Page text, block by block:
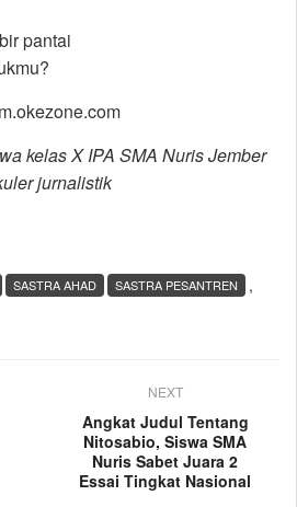
pantai
kelas X IPA SMA Nuris Jember
jurnalistik
,
SASTRA AHAD
SASTRA PESANTREN
NEXT
Angkat Judul Tentang
Nitosabio, Siswa SMA
Nuris Sabet Juara 2
Essai Tingkat Nasional